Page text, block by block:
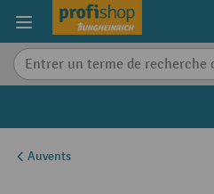
content
Auvents